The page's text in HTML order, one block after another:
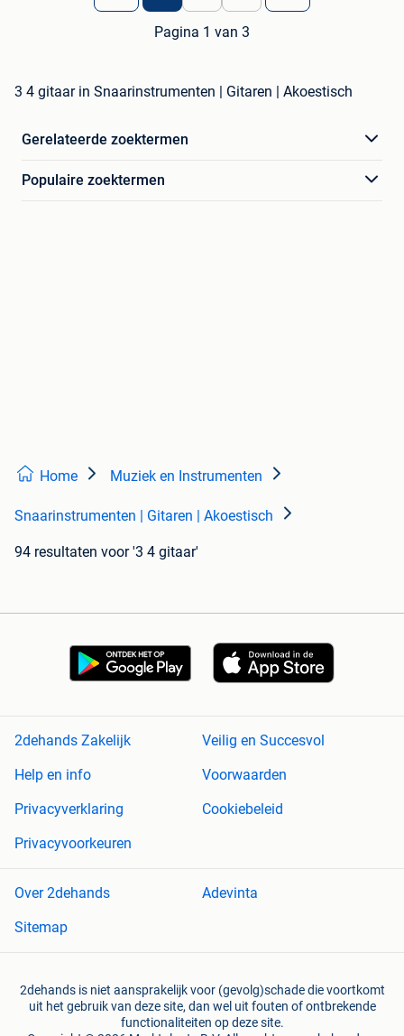
Pagina 1 van 3
3 4 gitaar in Snaarinstrumenten | Gitaren | Akoestisch
Gerelateerde zoektermen
Populaire zoektermen
Home Muziek en Instrumenten
Snaarinstrumenten | Gitaren | Akoestisch
94 resultaten voor '3 4 gitaar'
2dehands Zakelijk
Veilig en Succesvol
Help en info
Voorwaarden
Privacyverklaring
Cookiebeleid
Privacyvoorkeuren
Over 2dehands
Adevinta
Sitemap
2dehands is niet aansprakelijk voor (gevolg)schade die voortkomt
uit het gebruik van deze site, dan wel uit fouten of ontbrekende
functionaliteiten op deze site.